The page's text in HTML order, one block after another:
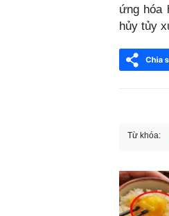
ứng hóa
hủy tủy
Từ khóa: